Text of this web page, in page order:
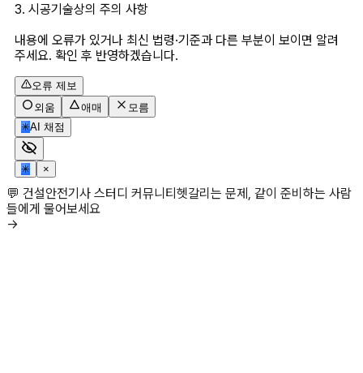
3. 시공기술상의 주의 사항
내용에 오류가 있거나 최신 법령·기준과 다른 부분이 보이면 알려
주세요. 확인 후 반영하겠습니다.
오류 제보
외움
애매
모름
✳AI 채점
✳ ×
💬 건설안전기사 스터디 커뮤니티헷갈리는 문제, 같이 준비하는 사람
들에게 물어보세요
→